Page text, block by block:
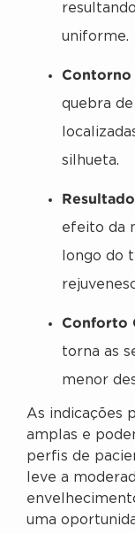
uniforme.
Contorno
quebra
silhueta.
efeito da
longo do
Conforto
torna as
menor
As indicações
amplas e
perfis de
leve a
uma